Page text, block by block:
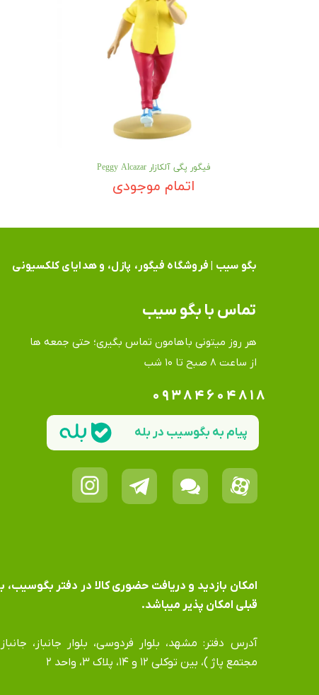
فیگور پگی آلکازار Peggy Alcazar
اتمام موجودی
تماس​​​​​​​ با بگو سیب
هر روز میتونی باهامون تماس بگیری؛ حتی جمعه ها
​​​​​​​از ساعت ۸ صبح تا ۱۰ شب
۰۹۳۸۴۶۰۴۸۱۸
بگو سیب | فروشگاه فیگور، پازل، و هدایای کلکسیونی
​​​​​​​امکان بازدید و دریافت حضوری کالا در دفتر بگوسیب،
قبلی امکان پذیر میباشد.
مجتمع پاژ )، بین توکلی ۱۲ و ۱۴، پلاک ۳، واحد ۲
پیام به بگوسیب در بله